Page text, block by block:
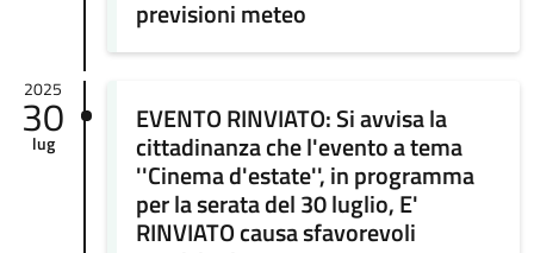
previsioni meteo
2025
30
lug
EVENTO RINVIATO: Si avvisa la
cittadinanza che l'evento a tema
''Cinema d'estate'', in programma
per la serata del 30 luglio, E'
RINVIATO causa sfavorevoli